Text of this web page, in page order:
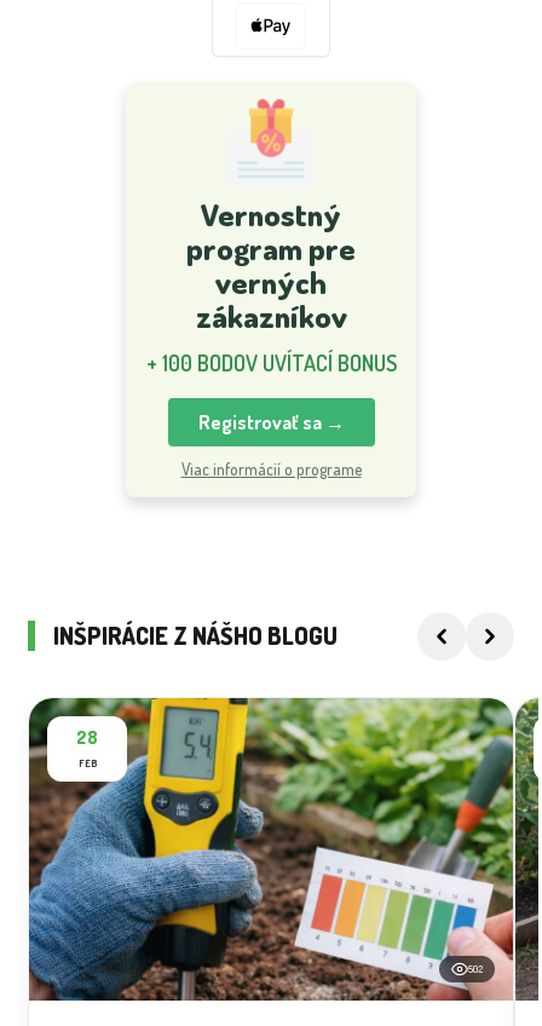
Vernostný
program pre
verných
zákazníkov
+ 100 BODOV UVÍTACÍ BONUS
Registrovať sa →
Viac informácií o programe
INŠPIRÁCIE Z NÁŠHO BLOGU
28
FEB
502